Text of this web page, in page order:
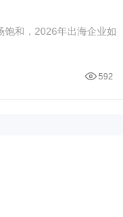
饱和，2026年出海企业如
592